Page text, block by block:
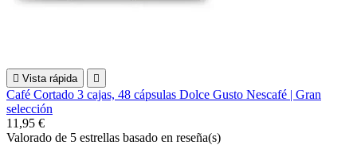
 Vista rápida 
Café Cortado 3 cajas, 48 cápsulas Dolce Gusto Nescafé | Gran
selección
11,95 €
Valorado de 5 estrellas basado en reseña(s)